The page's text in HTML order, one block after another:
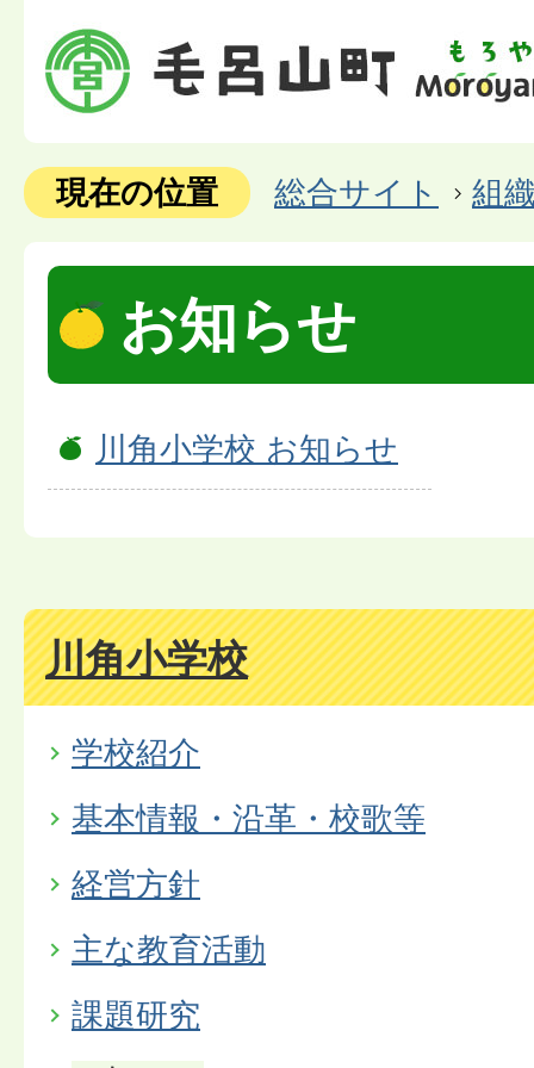
現在の位置 総合サイト 組
お知らせ
川角小学校 お知らせ
川角小学校
学校紹介
基本情報・沿革・校歌等
経営方針
主な教育活動
課題研究